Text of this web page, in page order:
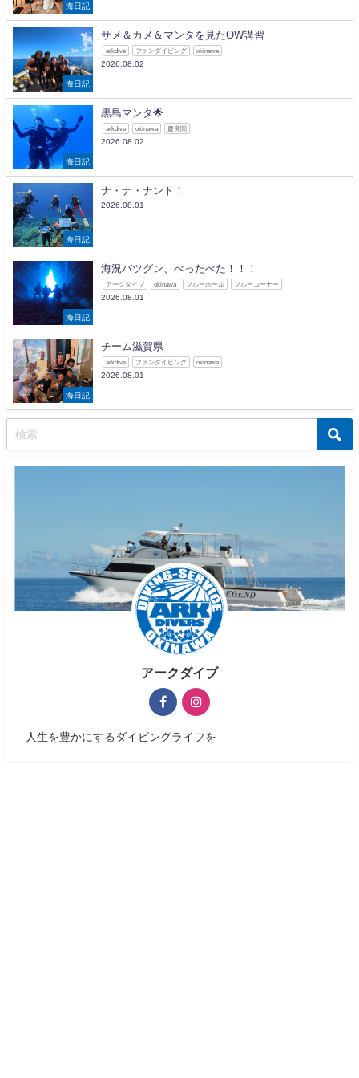
海日記
海日記
サメ＆カメ＆マンタを見たOW講習
arkdive ファンダイビング okinawa
2026.08.02
海日記
黒島マンタ🌟
arkdive okinawa 慶良間
2026.08.02
海日記
ナ・ナ・ナント！
2026.08.01
海日記
海況バツグン、べったべた！！！
アークダイブ okinawa ブルーホール ブルーコーナー
2026.08.01
海日記
チーム滋賀県
arkdive ファンダイビング okinawa
2026.08.01
アークダイブ
人生を豊かにするダイビングライフを